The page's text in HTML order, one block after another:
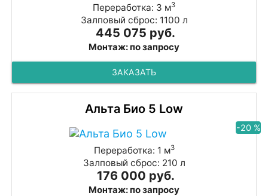
Переработка: 3 м3
Залповый сброс: 1100 л
445 075 руб.
Монтаж: по запросу
ЗАКАЗАТЬ
Альта Био 5 Low
-20 %
Переработка: 1 м3
Залповый сброс: 210 л
176 000 руб.
Монтаж: по запросу